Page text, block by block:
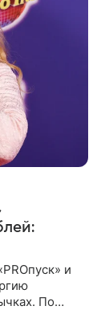
и
По